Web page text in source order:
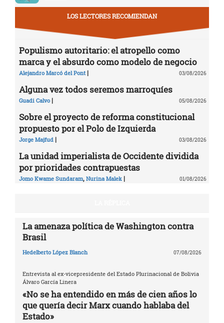
LOS LECTORES RECOMIENDAN
Populismo autoritario: el atropello como
marca y el absurdo como modelo de negocio
Alejandro Marcó del Pont | 03/08/2026
Alguna vez todos seremos marroquíes
Guadi Calvo | 05/08/2026
Sobre el proyecto de reforma constitucional
propuesto por el Polo de Izquierda
Jorge Majfud | 03/08/2026
La unidad imperialista de Occidente dividida
por prioridades contrapuestas
Jomo Kwame Sundaram, Nurina Malek | 01/08/2026
La amenaza política de Washington contra
Brasil
Hedelberto López Blanch 07/08/2026
Entrevista al ex-vicepresidente del Estado Plurinacional de Bolivia
Álvaro García Linera
«No se ha entendido en más de cien años lo
que quería decir Marx cuando hablaba del
Estado»